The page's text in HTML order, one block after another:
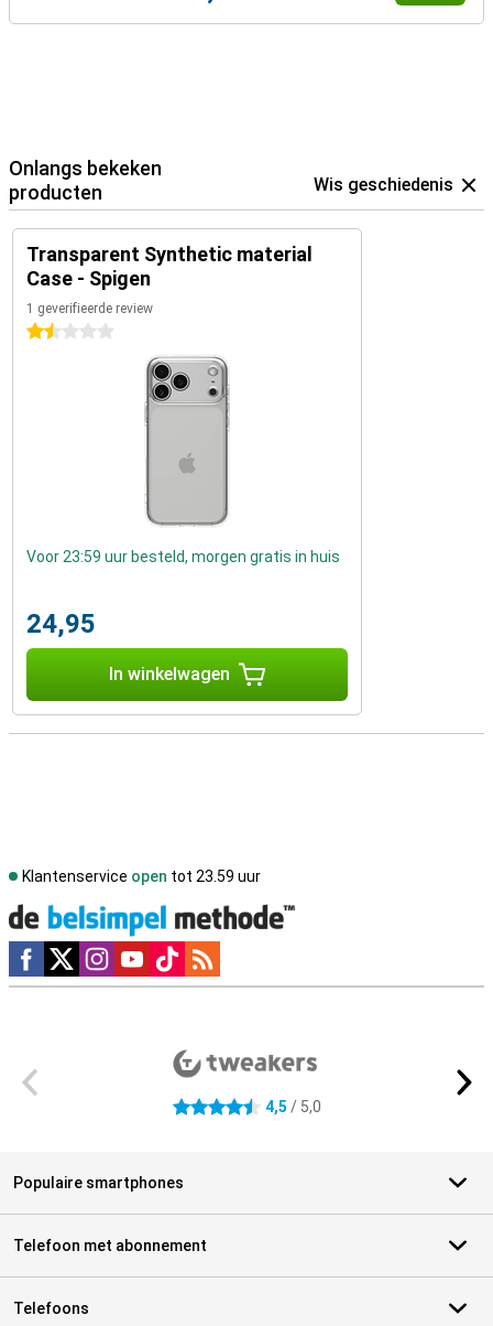
Onlangs bekeken
producten
Wis geschiedenis
Transparent Synthetic material
Case - Spigen
1 geverifieerde review
1.5 sterren
Voor 23:59 uur besteld, morgen gratis in huis
24,95
In winkelwagen
Klantenservice open tot 23.59 uur
Social media
4.5 sterren 4,5 / 5,0
Populaire smartphones
Telefoon met abonnement
Telefoons